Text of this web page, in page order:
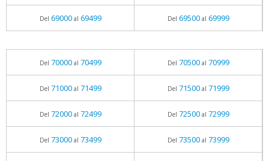
Del 69000al 69499 Del 69500al 69999
Del 70000al 70499 Del 70500al 70999
Del 71000al 71499 Del 71500al 71999
Del 72000al 72499 Del 72500al 72999
Del 73000al 73499 Del 73500al 73999